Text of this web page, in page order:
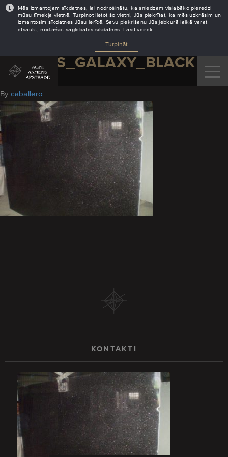
Mēs izmantojam sīkdatnes, lai nodrošinātu, ka sniedzam vislabāko pieredzi
mūsu tīmekļa vietnē. Turpinot lietot šo vietni, Jūs piekrītat, ka mēs uzkrāsim un
izmantosim sīkdatnes Jūsu ierīcē. Savu piekrišanu Jūs jebkurā laikā varat
atsaukt, nodzēšot saglabātās sīkdatnes. Lasīt vairāk
Turpināt
GRANITS_GALAXY_BLACK
August 18, 2016
Bycaballero
KONTAKTI